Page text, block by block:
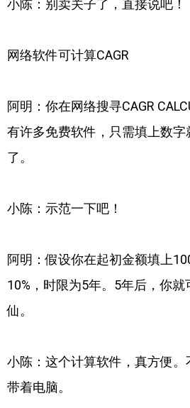
小陈：别卖关子了，直接说吧！
网络软件可计算CAGR
阿明：你在网络搜寻CAGR
有许多免费软件，只需填上数
了。
小陈：示范一下吧！
阿明：假设你在起初金额填上
10%，时限为5年。5年后，你
仙。
小陈：这个计算软件，真方便
带着电脑。